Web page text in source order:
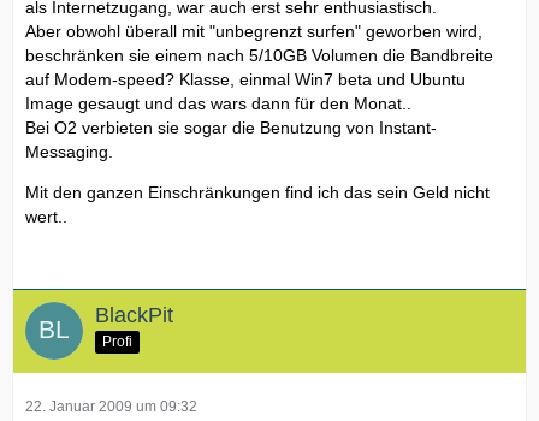
als Internetzugang, war auch erst sehr enthusiastisch.
Aber obwohl überall mit "unbegrenzt surfen" geworben wird,
beschränken sie einem nach 5/10GB Volumen die Bandbreite
auf Modem-speed? Klasse, einmal Win7 beta und Ubuntu
Image gesaugt und das wars dann für den Monat..
Bei O2 verbieten sie sogar die Benutzung von Instant-
Messaging.
Mit den ganzen Einschränkungen find ich das sein Geld nicht
wert..
BlackPit
Profi
22. Januar 2009 um 09:32